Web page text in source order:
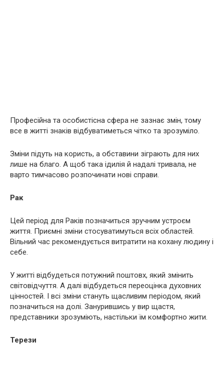
Професійна та особистісна сфера не зазнає змін, тому
все в житті знаків відбуватиметься чітко та зрозуміло.
Зміни підуть на користь, а обставини зіграють для них
лише на благо. А щоб така ідилія й надалі тривала, не
варто тимчасово розпочинати нові справи.
Рак
Цей період для Раків позначиться зручним устроєм
життя. Приємні зміни стосуватимуться всіх областей.
Вільний час рекомендується витратити на кохану людину і
себе.
У житті відбудеться потужний поштовх, який змінить
світовідчуття. А далі відбудеться переоцінка духовних
цінностей. І всі зміни стануть щасливим періодом, який
позначиться на долі. Занурившись у вир щастя,
представники зрозуміють, настільки їм комфортно жити.
Терези